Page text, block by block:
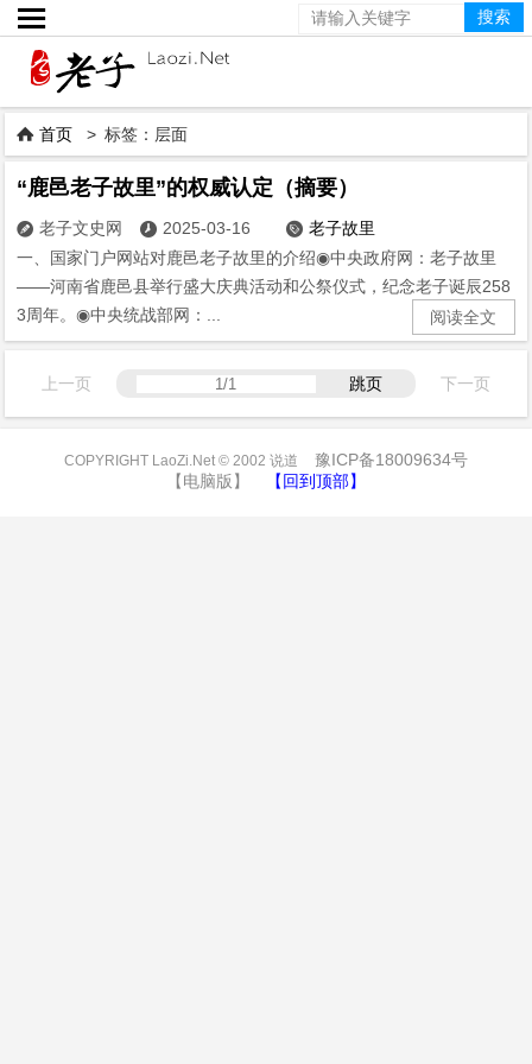

 首页 > 标签：层面
“鹿邑老子故里”的权威认定（摘要）
 老子文史网  2025-03-16  老子故里
一、国家门户网站对鹿邑老子故里的介绍◉中央政府网：老子故里
——河南省鹿邑县举行盛大庆典活动和公祭仪式，纪念老子诞辰258
3周年。◉中央统战部网：...
阅读全文
上一页 跳页 下一页
COPYRIGHT LaoZi.Net © 2002 说道
豫ICP备18009634号
【电脑版】
【回到顶部】